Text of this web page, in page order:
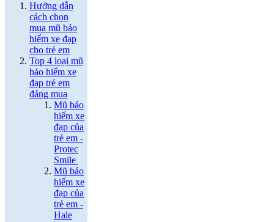
Hướng dẫn
cách chọn
mua mũ bảo
hiểm xe đạp
cho trẻ em
Top 4 loại mũ
bảo hiểm xe
đạp trẻ em
đáng mua
Mũ bảo
hiểm xe
đạp của
trẻ em -
Protec
Smile
Mũ bảo
hiểm xe
đạp của
trẻ em -
Hale